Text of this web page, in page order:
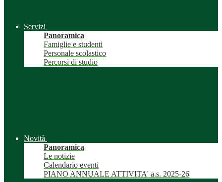
Servizi
Panoramica
Famiglie e studenti
Personale scolastico
Percorsi di studio
Novità
Panoramica
Le notizie
Calendario eventi
PIANO ANNUALE ATTIVITA' a.s. 2025-26